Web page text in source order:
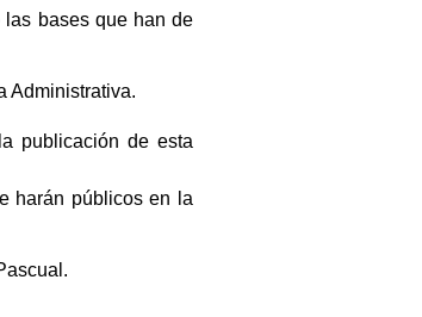
bases que han de
Administrativa.
publicación de esta
harán públicos en la